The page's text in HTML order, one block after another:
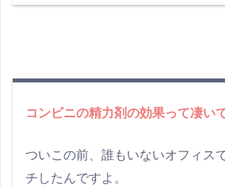
コンビニの精力剤の効果って凄い
ついこの前、誰もいないオフィス
チしたんですよ。